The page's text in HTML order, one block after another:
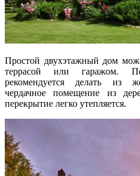
Простой двухэтажный дом
террасой или гаражом.
рекомендуется делать из
чердачное помещение из
перекрытие легко утепляется.